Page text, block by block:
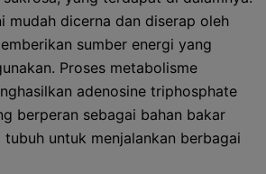
mudah dicerna dan diserap oleh
sumber energi yang
Proses metabolisme
adenosine triphosphate
berperan sebagai bahan bakar
untuk menjalankan berbagai